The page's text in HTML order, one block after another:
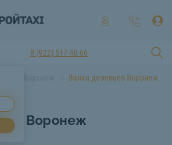
8 (922) 517-40-66
Воронеж Валка деревьев Воронеж
Воронеж